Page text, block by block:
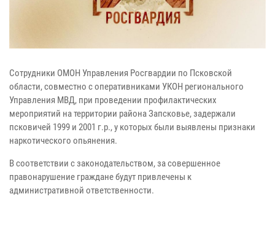
Сотрудники ОМОН Управления Росгвардии по Псковской
области, совместно с оперативниками УКОН регионального
Управления МВД, при проведении профилактических
мероприятий на территории района Запсковье, задержали
псковичей 1999 и 2001 г.р., у которых были выявлены признаки
наркотического опьянения.
В соответствии с законодательством, за совершенное
правонарушение граждане будут привлечены к
административной ответственности.